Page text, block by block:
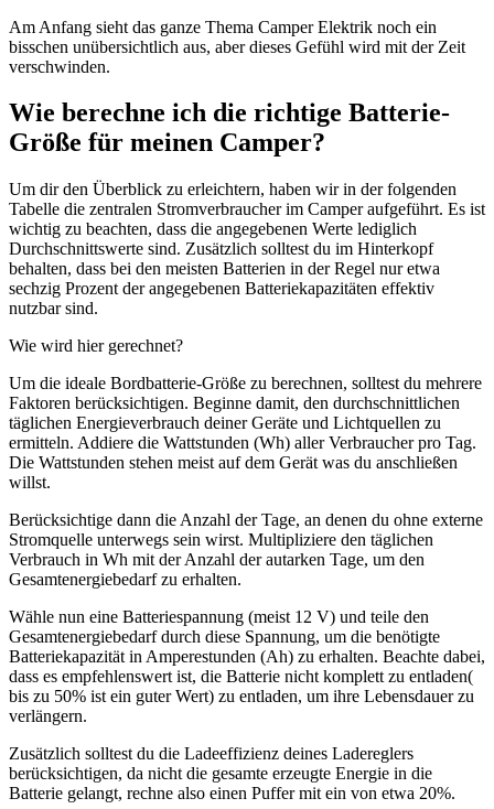
Am Anfang sieht das ganze Thema Camper Elektrik noch ein
bisschen unübersichtlich aus, aber dieses Gefühl wird mit der Zeit
verschwinden.
Wie berechne ich die richtige Batterie-
Größe für meinen Camper?
Um dir den Überblick zu erleichtern, haben wir in der folgenden
Tabelle die zentralen Stromverbraucher im Camper aufgeführt. Es ist
wichtig zu beachten, dass die angegebenen Werte lediglich
Durchschnittswerte sind. Zusätzlich solltest du im Hinterkopf
behalten, dass bei den meisten Batterien in der Regel nur etwa
sechzig Prozent der angegebenen Batteriekapazitäten effektiv
nutzbar sind.
Wie wird hier gerechnet?
Um die ideale Bordbatterie-Größe zu berechnen, solltest du mehrere
Faktoren berücksichtigen. Beginne damit, den durchschnittlichen
täglichen Energieverbrauch deiner Geräte und Lichtquellen zu
ermitteln. Addiere die Wattstunden (Wh) aller Verbraucher pro Tag.
Die Wattstunden stehen meist auf dem Gerät was du anschließen
willst.
Berücksichtige dann die Anzahl der Tage, an denen du ohne externe
Stromquelle unterwegs sein wirst. Multipliziere den täglichen
Verbrauch in Wh mit der Anzahl der autarken Tage, um den
Gesamtenergiebedarf zu erhalten.
Wähle nun eine Batteriespannung (meist 12 V) und teile den
Gesamtenergiebedarf durch diese Spannung, um die benötigte
Batteriekapazität in Amperestunden (Ah) zu erhalten. Beachte dabei,
dass es empfehlenswert ist, die Batterie nicht komplett zu entladen(
bis zu 50% ist ein guter Wert) zu entladen, um ihre Lebensdauer zu
verlängern.
Zusätzlich solltest du die Ladeeffizienz deines Ladereglers
berücksichtigen, da nicht die gesamte erzeugte Energie in die
Batterie gelangt, rechne also einen Puffer mit ein von etwa 20%.